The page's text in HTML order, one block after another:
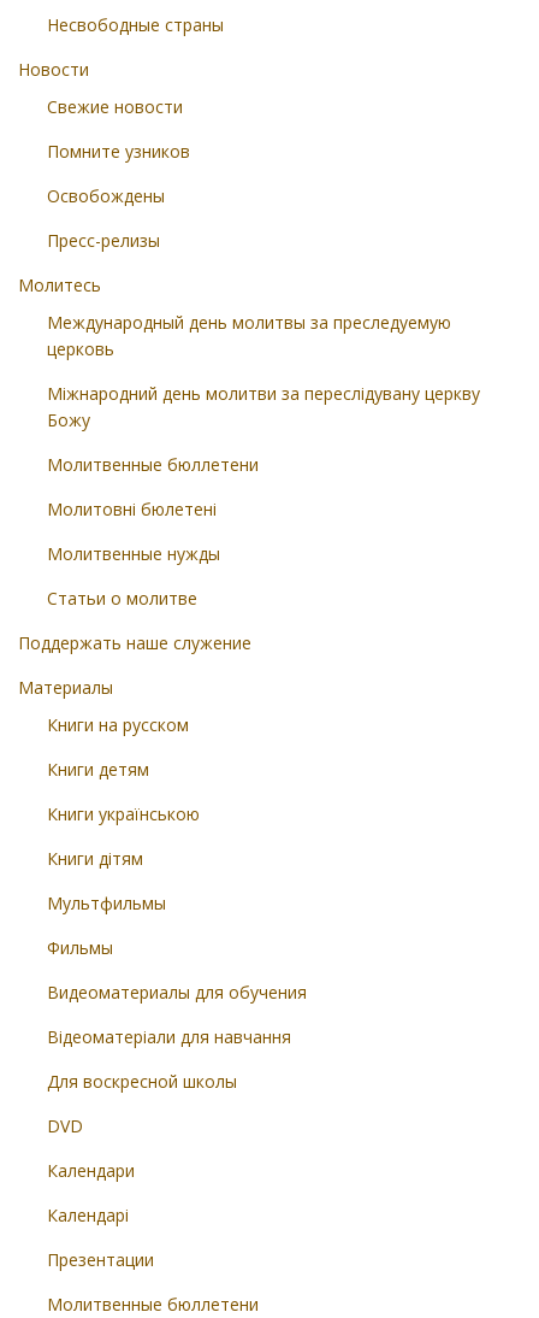
Несвободные страны
Новости
Свежие новости
Помните узников
Освобождены
Пресс-релизы
Молитесь
Международный день молитвы за преследуемую
церковь
Міжнародний день молитви за переслідувану церкву
Божу
Молитвенные бюллетени
Молитовні бюлетені
Молитвенные нужды
Статьи о молитве
Поддержать наше служение
Материалы
Книги на русском
Книги детям
Книги українською
Книги дітям
Мультфильмы
Фильмы
Видеоматериалы для обучения
Відеоматеріали для навчання
Для воскресной школы
DVD
Календари
Календарі
Презентации
Молитвенные бюллетени